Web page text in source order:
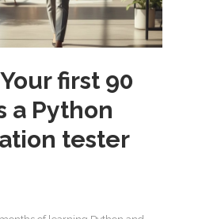
Your first 90
a Python
tester